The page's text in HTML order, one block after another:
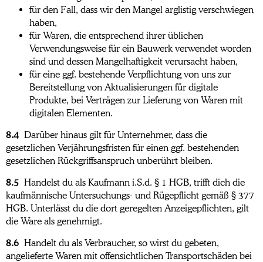
für den Fall, dass wir den Mangel arglistig verschwiegen
haben,
für Waren, die entsprechend ihrer üblichen
Verwendungsweise für ein Bauwerk verwendet worden
sind und dessen Mangelhaftigkeit verursacht haben,
für eine ggf. bestehende Verpflichtung von uns zur
Bereitstellung von Aktualisierungen für digitale
Produkte, bei Verträgen zur Lieferung von Waren mit
digitalen Elementen.
8.4 Darüber hinaus gilt für Unternehmer, dass die
gesetzlichen Verjährungsfristen für einen ggf. bestehenden
gesetzlichen Rückgriffsanspruch unberührt bleiben.
8.5 Handelst du als Kaufmann i.S.d. § 1 HGB, trifft dich die
kaufmännische Untersuchungs- und Rügepflicht gemäß § 377
HGB. Unterlässt du die dort geregelten Anzeigepflichten, gilt
die Ware als genehmigt.
8.6 Handelt du als Verbraucher, so wirst du gebeten,
angelieferte Waren mit offensichtlichen Transportschäden bei